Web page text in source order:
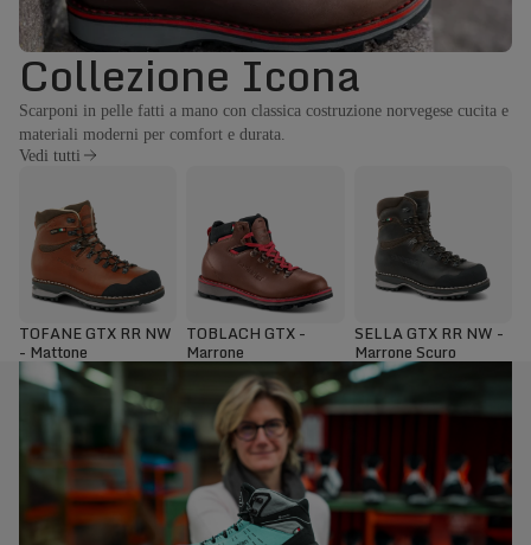
Collezione Icona
Scarponi in pelle fatti a mano con classica costruzione norvegese cucita e
materiali moderni per comfort e durata.
Vedi tutti
TOFANE GTX RR NW
- Mattone
TOBLACH GTX -
Marrone
SELLA GTX RR NW -
Marrone Scuro